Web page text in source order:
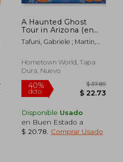
A Haunted Ghost
Tour in Arizona (en
Inglés)
Tafuni, Gabriele ; Martin,
Hometown World, Tapa
Dura, Nuevo
Disponible Usado
en Buen Estado a
$ 20.78
Comprar Usado